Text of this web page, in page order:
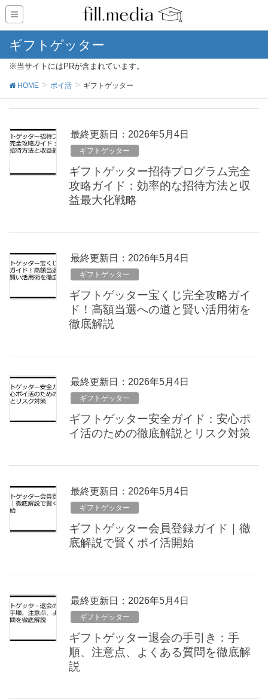
ギフトゲッター
※当サイトにはPRが含まれています。
HOME ポイ活 ギフトゲッター
最終更新日：2026年5月4日
ギフトゲッター
ギフトゲッター招待プログラム完全
攻略ガイド：効率的な招待方法と収
益最大化戦略
最終更新日：2026年5月4日
ギフトゲッター
ギフトゲッター宝くじ完全攻略ガイ
ド！高額当選への道と賢い活用術を
徹底解説
最終更新日：2026年5月4日
ギフトゲッター
ギフトゲッター安全ガイド：安心ポ
イ活のための徹底解説とリスク対策
最終更新日：2026年5月4日
ギフトゲッター
ギフトゲッター会員登録ガイド｜徹
底解説で賢くポイ活開始
最終更新日：2026年5月4日
ギフトゲッター
ギフトゲッター退会の手引き：手
順、注意点、よくある質問を徹底解
説